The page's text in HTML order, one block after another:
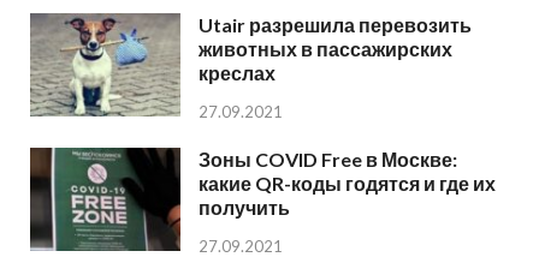
Utair разрешила перевозить
животных в пассажирских
креслах
27.09.2021
Зоны COVID Free в Москве:
какие QR-коды годятся и где их
получить
27.09.2021